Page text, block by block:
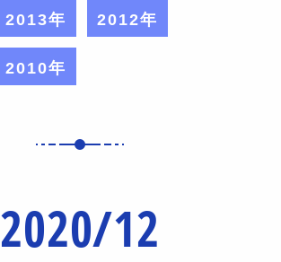
2013年 2012年
2010年
2020/12